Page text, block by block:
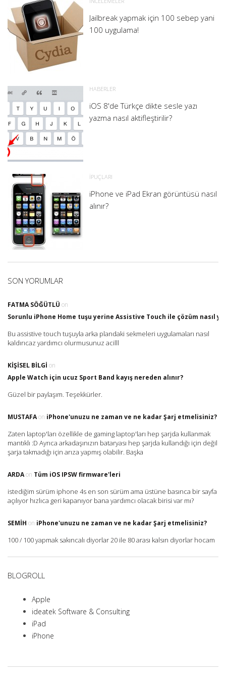
Jailbreak yapmak için 100 sebep yani
100 uygulama!
HABERLER
iOS 8'de Türkçe dikte sesle yazı
yazma nasıl aktifleştirilir?
İPUÇLARI
iPhone ve iPad Ekran görüntüsü nasıl
alınır?
SON YORUMLAR
FATMA SÖĞÜTLÜ on
Sorunlu iPhone Home tuşu yerine Assistive Touch ile çözüm nasıl
Bu assistive touch tuşuyla arka plandaki sekmeleri uygulamaları nasıl
kaldırıcaz yardımcı olurmusunuz acilll
KIŞISEL BILGI on
Apple Watch için ucuz Sport Band kayış nereden alınır?
Güzel bir paylaşım. Teşekkürler.
MUSTAFAon iPhone'unuzu ne zaman ve ne kadar Şarj etmelisiniz?
Zaten laptop'ları özellikle de gaming laptop'ları hep şarjda kullanmak
mantıklı :D Ayrıca arkadaşınızın bataryası hep şarjda kullandığı için değil
şarja takmadığı için arıza yapmış olabilir. Başka
ARDAon Tüm iOS IPSW firmware'leri
istediğim sürüm iphone 4s en son sürüm ama üstüne basınca bir sayfa
açılıyor hızlıca geri kapanıyor bana yardımcı olacak birisi var mı?
SEMIH on iPhone'unuzu ne zaman ve ne kadar Şarj etmelisiniz?
100 / 100 yapmak sakıncalı diyorlar 20 ile 80 arası kalsın diyorlar hocam
BLOGROLL
Apple
ideatek Software & Consulting
iPad
iPhone